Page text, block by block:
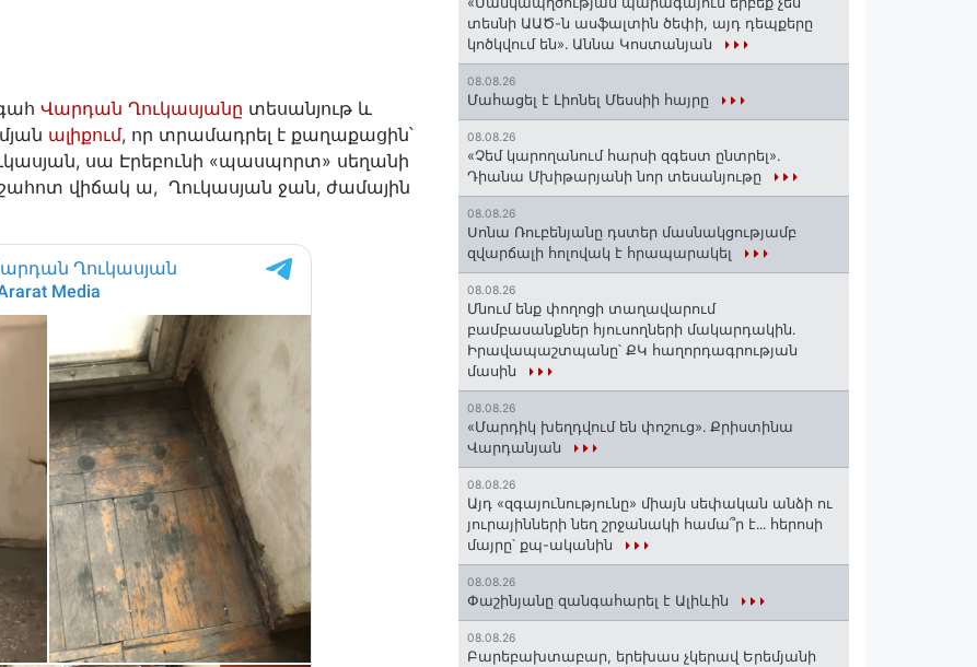
Վարդան Ղուկասյանը տեսանյութ և
ալիքում, որ տրամադրել է քաղաքացին՝
սա Էրեբունի «պասպորտ» սեղանի
վիճակ ա, Ղուկասյան ջան, ժամային
տեսնի ԱԱԾ-ն ասֆալտին ծեփի, այդ դեպքերը
կոծկվում են»․ Աննա Կոստանյան
08.08.26
Մահացել է Լիոնել Մեսսիի հայրը
08.08.26
«Չեմ կարողանում հարսի զգեստ ընտրել».
Դիանա Մխիթարյանի նոր տեսանյութը
08.08.26
Սոնա Ռուբենյանը դստեր մասնակցությամբ
զվարճալի հոլովակ է հրապարակել
08.08.26
Մնում ենք փողոցի տաղավարում
բամբասանքներ հյուսողների մակարդակին․
Իրավապաշտպանը՝ ՔԿ հաղորդագրության
մասին
08.08.26
«Մարդիկ խեղդվում են փոշուց»․ Քրիստինա
Վարդանյան
08.08.26
Այդ «զգայունությունը» միայն սեփական անձի ու
յուրայինների նեղ շրջանակի համա՞ր է․․․ հերոսի
մայրը՝ քպ-ականին
08.08.26
Փաշինյանը զանգահարել է Ալիևին
08.08.26
Բարեբախտաբար, երեխաս չկերավ Երեմյանի